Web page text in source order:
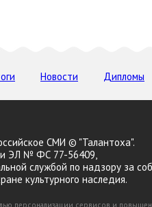
Новости Дипломы
СМИ © "Талантоха".
ЭЛ № ФС 77-56409,
службой по надзору за
культурного наследия.
персонализации сервисов и